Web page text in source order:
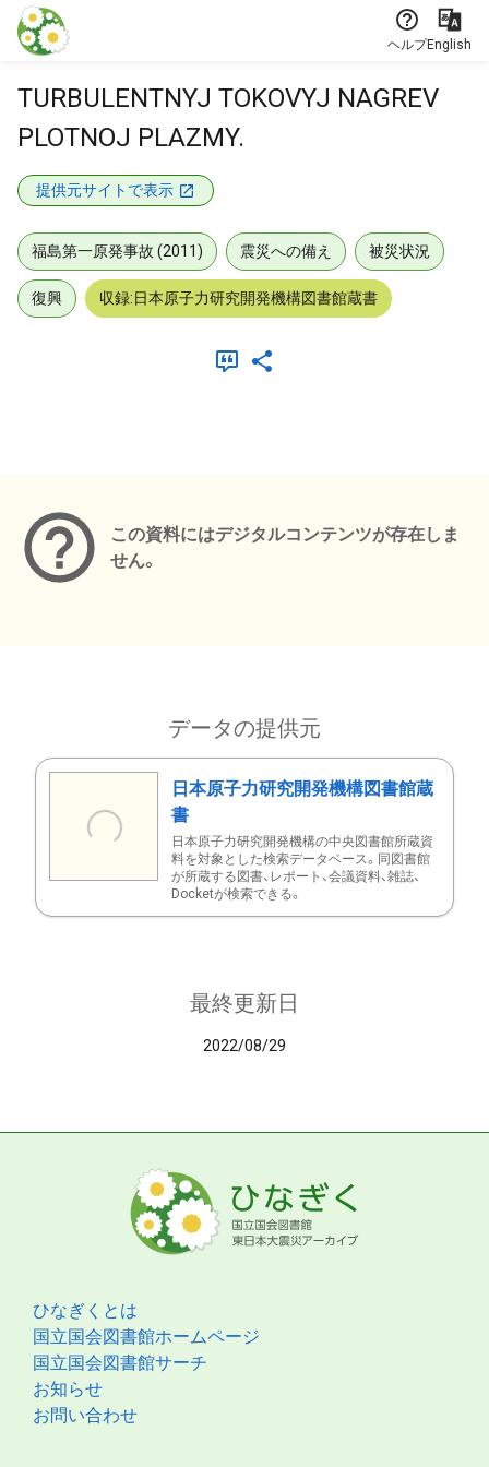
本文に飛ぶ
ヘルプEnglish
TURBULENTNYJ TOKOVYJ NAGREV
PLOTNOJ PLAZMY.
提供元サイトで表示
福島第一原発事故 (2011) 震災への備え 被災状況
復興 収録:日本原子力研究開発機構図書館蔵書
この資料にはデジタルコンテンツが存在しま
せん。
データの提供元
日本原子力研究開発機構図書館蔵
書
日本原子力研究開発機構の中央図書館所蔵資
料を対象とした検索データベース。同図書館
が所蔵する図書、レポート、会議資料、雑誌、
Docketが検索できる。
最終更新日
2022/08/29
ひなぎくとは
国立国会図書館ホームページ
国立国会図書館サーチ
お知らせ
お問い合わせ